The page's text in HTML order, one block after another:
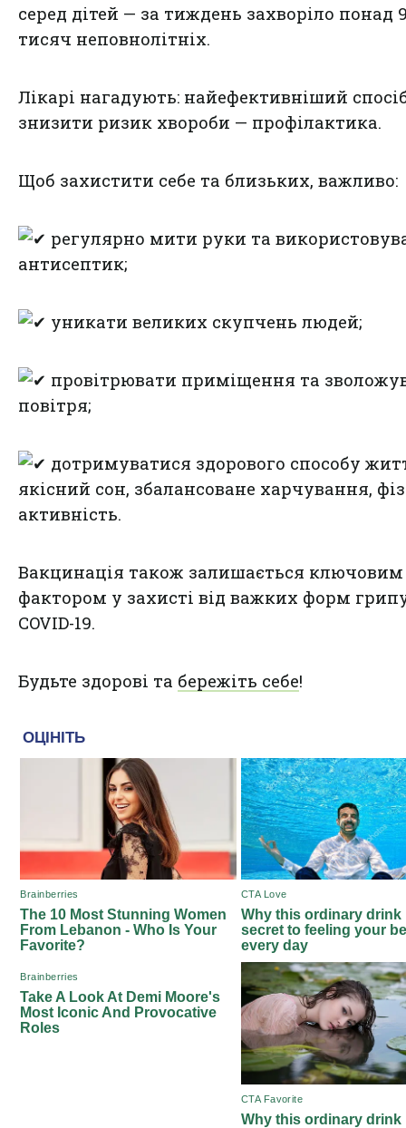
серед дітей — за тиждень захворіло понад
тисяч неповнолітніх.
Лікарі нагадують: найефективніший
знизити ризик хвороби — профілактика.
Щоб захистити себе та близьких, важливо:
регулярно мити руки та
антисептик;
уникати великих скупчень людей;
провітрювати приміщення та
повітря;
дотримуватися здорового способу
якісний сон, збалансоване харчування,
активність.
Вакцинація також залишається ключовим
фактором у захисті від важких форм
COVID-19.
Будьте здорові та бережіть себе!